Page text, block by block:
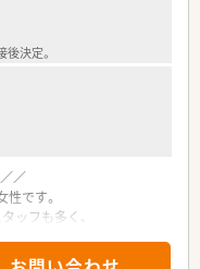
決定。
／
です。
フも多く、